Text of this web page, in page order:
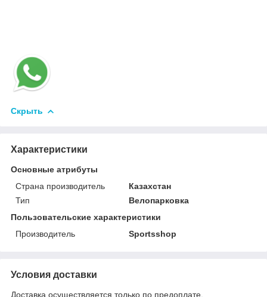
Скрыть
Характеристики
Основные атрибуты
Страна производитель
Казахстан
Тип
Велопарковка
Пользовательские характеристики
Производитель
Sportsshop
Условия доставки
Доставка осуществляется только по предоплате.